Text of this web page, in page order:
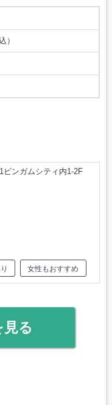
）
ビンガムシティ内1-2F
女性もおすすめ
る